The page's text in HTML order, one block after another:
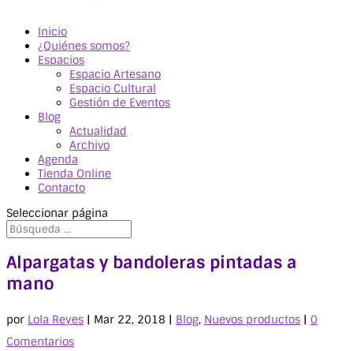
Inicio
¿Quiénes somos?
Espacios
Espacio Artesano
Espacio Cultural
Gestión de Eventos
Blog
Actualidad
Archivo
Agenda
Tienda Online
Contacto
Seleccionar página
Alpargatas y bandoleras pintadas a
mano
por Lola Reyes | Mar 22, 2018 | Blog, Nuevos productos | 0
Comentarios